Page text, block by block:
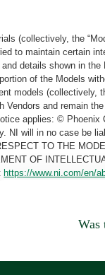
(collectively, the
to maintain certain
details shown in
of the Models
models (collectively,
Vendors and remain
applies: ©
NI will in no case be
TO THE
OF
https://www.ni.com/en/
Was